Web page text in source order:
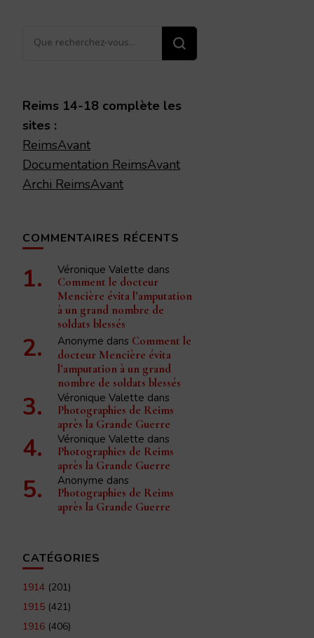
Vous
Reims 14-18 complète les
sites :
ReimsAvant
Documentation ReimsAvant
Archi ReimsAvant
COMMENTAIRES RÉCENTS
Véronique Valette dans
Comment le docteur
Mencière évita l’amputation
à un grand nombre de
soldats blessés
Anonyme dans Comment le
docteur Mencière évita
l’amputation à un grand
nombre de soldats blessés
Véronique Valette dans
Photographies de Reims
après la Grande Guerre
Véronique Valette dans
Photographies de Reims
après la Grande Guerre
Anonyme dans
Photographies de Reims
après la Grande Guerre
CATÉGORIES
1914 (201)
1915 (421)
1916 (406)